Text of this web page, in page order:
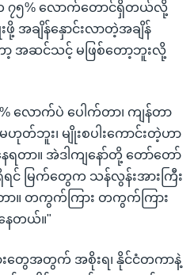
က ၇၅% လောက်တောင်ရှိတယ်လို့
အချိန်နှောင်းလာတဲ့အချိန်
ာ့ အဆင်သင့် မဖြစ်တော့ဘူးလို့
% လောက်ပဲ ပေါက်တာ၊ ကျန်တာ
ဘူး၊ မျိုးစပါးကောင်းတဲ့ဟာ
တာ။ အဲဒါကျနော်တို့ တော်တော်
င် မြက်တွေက သန်လွန်းအားကြီး
။ တကွက်ကြား တကွက်ကြား
ေတယ်။"
တွေအတွက် အစိုးရ၊ နိုင်ငံတကာနဲ့